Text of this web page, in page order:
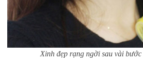
Xinh đẹp rạng ngời sau vài